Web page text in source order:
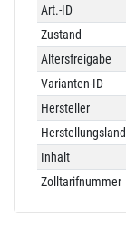
Technisches
Merkmal
Wert
Art.-ID
Zustand
Altersfreigabe
Varianten-ID
Hersteller
Herstellungsland
Inhalt
Zolltarifnummer